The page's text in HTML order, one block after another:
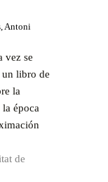
Antoni
vez se
un libro de
la
época
de